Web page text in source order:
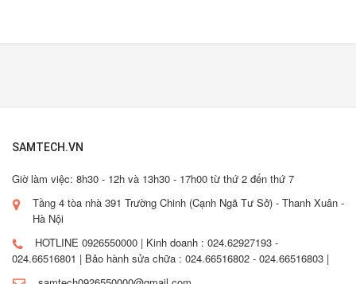
SAMTECH.VN
Giờ làm việc: 8h30 - 12h và 13h30 - 17h00 từ thứ 2 đến thứ 7
Tầng 4 tòa nhà 391 Trường Chinh (Cạnh Ngã Tư Sở) - Thanh Xuân -
Hà Nội
HOTLINE 0926550000 | Kinh doanh : 024.62927193 -
024.66516801 | Bảo hành sửa chữa : 024.66516802 - 024.66516803 |